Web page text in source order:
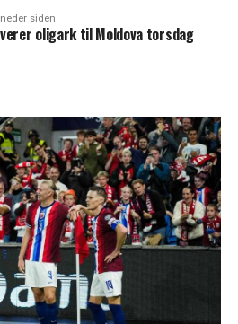
siden
oligark til Moldova torsdag